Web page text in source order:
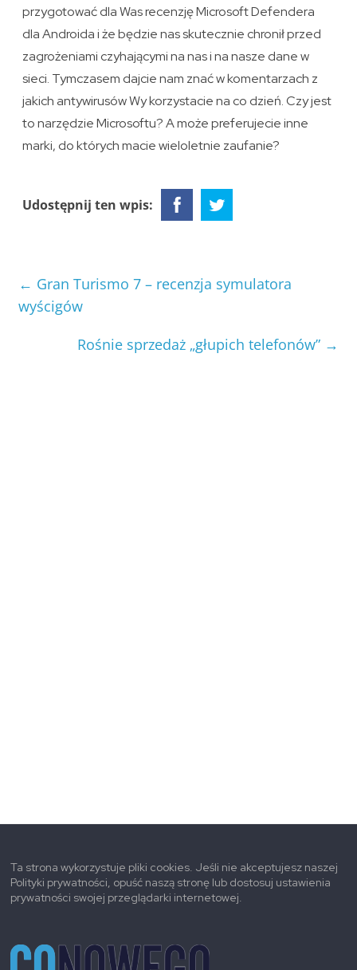
przygotować dla Was recenzję Microsoft Defendera
dla Androida i że będzie nas skutecznie chronił przed
zagrożeniami czyhającymi na nas i na nasze dane w
sieci. Tymczasem dajcie nam znać w komentarzach z
jakich antywirusów Wy korzystacie na co dzień. Czy jest
to narzędzie Microsoftu? A może preferujecie inne
marki, do których macie wieloletnie zaufanie?
Udostępnij ten wpis:
← Gran Turismo 7 – recenzja symulatora
wyścigów
Rośnie sprzedaż „głupich telefonów” →
Ta strona wykorzystuje pliki cookies. Jeśli nie akceptujesz naszej
Polityki prywatności, opuść naszą stronę lub dostosuj ustawienia
prywatności swojej przeglądarki internetowej.